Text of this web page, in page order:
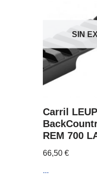
SIN
Carril
REM 700
66,50 €
...